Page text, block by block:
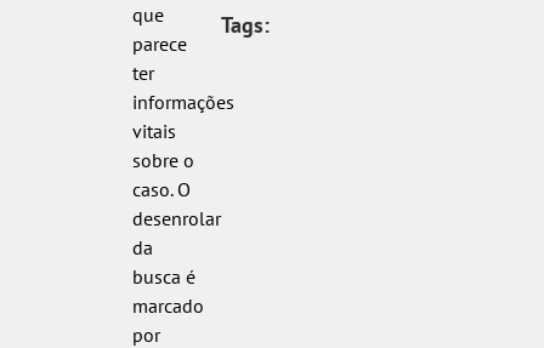
que
parece
ter
informações
vitais
sobre o
caso. O
desenrolar
da
busca é
marcado
por
Tags: